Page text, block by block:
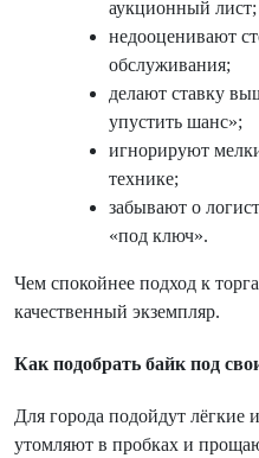
аукционный лист;
недооценивают
обслуживания;
делают ставку
упустить шанс»;
игнорируют
технике;
забывают о
«под ключ».
Чем спокойнее подход к
качественный экземпляр.
Как подобрать байк под
Для города подойдут
утомляют в пробках и